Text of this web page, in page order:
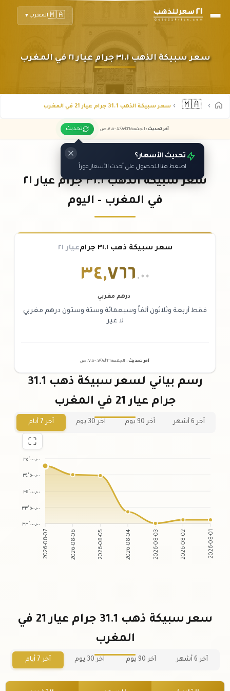
🇲🇦المغرب ▼
سعر سبيكة الذهب ٣١.١ جرام عيار ٢١ في المغرب
🇲🇦 سعر سبيكة الذهب 31.1 جرام عيار 21 في المغرب
آخر تحديث : الجمعة ٠٧ /٠٨/٢٠٢٦ - ٠٧:٠٥ ص تحديث
تحديث الأسعار؟
اضغط هنا للحصول على أحدث الأسعار فوراً
سعر سبيكة الذهب ٣١.١ جرام عيار ٢١
في المغرب - اليوم
سعر سبيكة ذهب ٣١.١ جرام عيار ٢١
٣٤,٧٦٦ .٠٠
درهم مغربي
فقط أربعة وثلاثون ألفاً وسبعمائة وستة وستون درهم مغربي
لا غير
آخر تحديث : الجمعة ٠٧ /٠٨/٢٠٢٦ - ٠٧:٠٥ ص
رسم بياني لسعر سبيكة ذهب 31.1
جرام عيار 21 في المغرب
آخر 6 أشهر آخر 90 يوم آخر 30 يوم آخر 7 أيام
٣٥٬٠٠٠٫٠٠
٣٤٬٥٠٠٫٠٠
٣٤٬٠٠٠٫٠٠
٣٣٬٥٠٠٫٠٠
٣٣٬٠٠٠٫٠٠
2026-08-07 2026-08-06 2026-08-05 2026-08-04 2026-08-03 2026-08-02 2026-08-01
سعر سبيكة ذهب 31.1 جرام عيار 21 في
المغرب
آخر 6 أشهر آخر 90 يوم آخر 30 يوم آخر 7 أيام